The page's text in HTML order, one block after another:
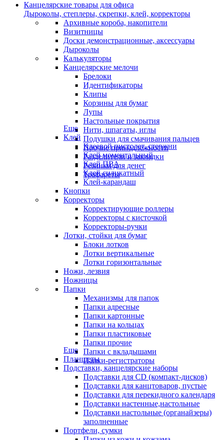
Канцелярские товары для офиса
Дыроколы, степлеры, скрепки, клей, корректоры
Архивные короба, накопители
Визитницы
Доски демонстрационные, аксессуары
Дыроколы
Калькуляторы
Канцелярские мелочи
Брелоки
Идентификаторы
Клипы
Корзины для бумаг
Лупы
Настольные покрытия
Нити, шпагаты, иглы
Подушки для смачивания пальцев
Прочие принадлежности
Разделители и закладки
Резинки для денег
Трафареты
Еще
Клей
Клеевой пистолет, стержни
Клей моментальный
Клей ПВА
Клей силикатный
Клей-карандаш
Кнопки
Корректоры
Корректирующие роллеры
Корректоры с кисточкой
Корректоры-ручки
Лотки, стойки для бумаг
Блоки лотков
Лотки вертикальные
Лотки горизонтальные
Ножи, лезвия
Ножницы
Папки
Механизмы для папок
Папки адресные
Папки картонные
Папки на кольцах
Папки пластиковые
Папки прочие
Папки с вкладышами
Папки-регистраторы
Еще
Планшеты
Подставки, канцелярские наборы
Подставки для CD (компакт-дисков)
Подставки для канцтоваров, пустые
Подставки для перекидного календаря
Подставки настенные,настольные
Подставки настольные (органайзеры)
заполненные
Портфели, сумки